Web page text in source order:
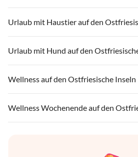
Urlaub mit Haustier auf den
Urlaub mit Hund auf den
Wellness auf den Ostfriesische Inseln
Wellness Wochenende auf den